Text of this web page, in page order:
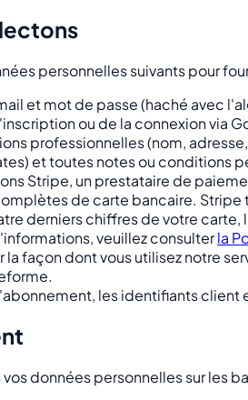
personnelles suivants pour
et mot de passe (haché avec
ou de la connexion via
professionnelles (nom,
et toutes notes ou conditions
Stripe, un prestataire de
de carte bancaire.
derniers chiffres de votre
veuillez consulterla
la façon dont vous utilisez notre
les identifiants
données personnelles sur les